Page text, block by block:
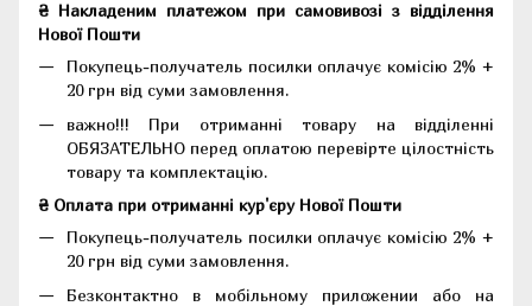
₴ Накладеним платежом при самовивозі з відділення
Нової Пошти
Покупець-получатель посилки оплачує комісію 2% +
20 грн від суми замовлення.
важно!!! При отриманні товару на відділенні
ОБЯЗАТЕЛЬНО перед оплатою перевірте цілостність
товару та комплектацію.
₴ Оплата при отриманні кур'єру Нової Пошти
Покупець-получатель посилки оплачує комісію 2% +
20 грн від суми замовлення.
Безконтактно в мобільному приложении або на